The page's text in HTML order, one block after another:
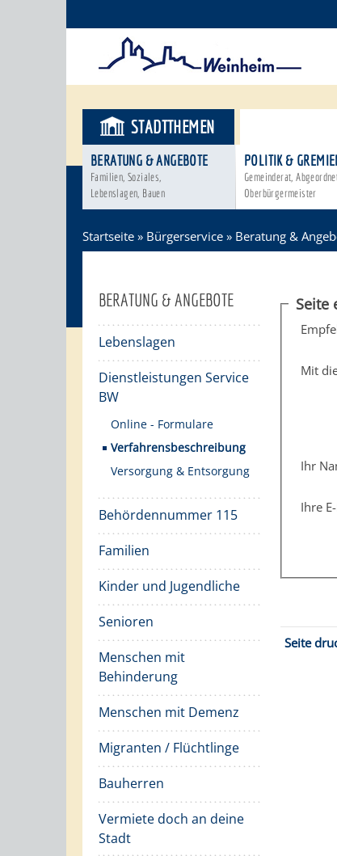
STADTTHEMEN
BERATUNG & ANGEBOTE
Familien, Soziales,
Lebenslagen, Bauen
POLITIK &
Gemeinderat,
Oberbürgermeister
Startseite » Bürgerservice » Beratung &
BERATUNG & ANGEBOTE
Lebenslagen
Dienstleistungen Service
BW
Online - Formulare
Verfahrensbeschreibung
Versorgung & Entsorgung
Behördennummer 115
Familien
Kinder und Jugendliche
Senioren
Menschen mit
Behinderung
Menschen mit Demenz
Migranten / Flüchtlinge
Bauherren
Vermiete doch an deine
Stadt
Seite
Mit
Ihr
Ihre
Seite